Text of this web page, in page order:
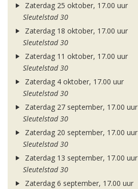
Zaterdag 25 oktober, 17.00 uur
Sleutelstad 30
Zaterdag 18 oktober, 17.00 uur
Sleutelstad 30
Zaterdag 11 oktober, 17.00 uur
Sleutelstad 30
Zaterdag 4 oktober, 17.00 uur
Sleutelstad 30
Zaterdag 27 september, 17.00 uur
Sleutelstad 30
Zaterdag 20 september, 17.00 uur
Sleutelstad 30
Zaterdag 13 september, 17.00 uur
Sleutelstad 30
Zaterdag 6 september, 17.00 uur